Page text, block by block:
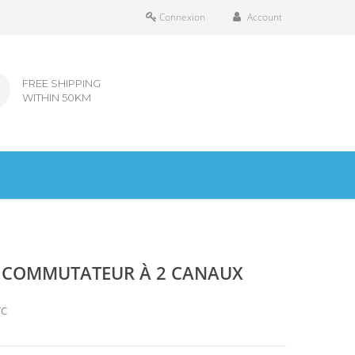
Account
Connexion
FREE SHIPPING
WITHIN 50KM
À 2 CANAUX